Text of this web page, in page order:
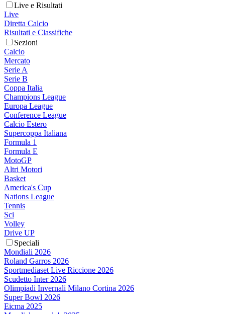
Live e Risultati
Live
Diretta Calcio
Risultati e Classifiche
Sezioni
Calcio
Mercato
Serie A
Serie B
Coppa Italia
Champions League
Europa League
Conference League
Calcio Estero
Supercoppa Italiana
Formula 1
Formula E
MotoGP
Altri Motori
Basket
America's Cup
Nations League
Tennis
Sci
Volley
Drive UP
Speciali
Mondiali 2026
Roland Garros 2026
Sportmediaset Live Riccione 2026
Scudetto Inter 2026
Olimpiadi Invernali Milano Cortina 2026
Super Bowl 2026
Eicma 2025